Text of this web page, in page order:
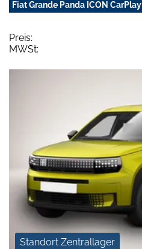
Fiat Grande Panda ICON
Preis:
MWSt:
Standort Zentrallager